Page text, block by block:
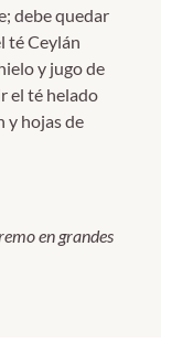
debe quedar
té Ceylán
y jugo de
el té helado
y hojas de
en grandes